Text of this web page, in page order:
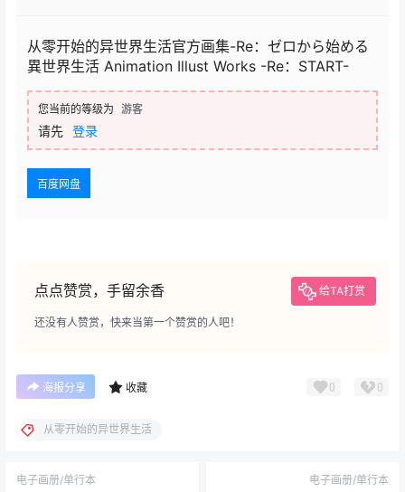
从零开始的异世界生活官方画集-Re：ゼロから始める
異世界生活 Animation Illust Works -Re：START-
您当前的等级为 游客
请先 登录
百度网盘
点点赞赏，手留余香 给TA打赏
还没有人赞赏，快来当第一个赞赏的人吧！
海报分享 收藏 0 0
从零开始的异世界生活
电子画册/单行本 电子画册/单行本